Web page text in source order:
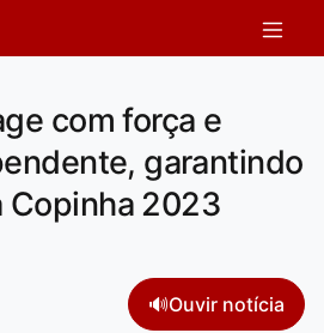
com força e
garantindo
Copinha 2023
🔊Ouvir notícia